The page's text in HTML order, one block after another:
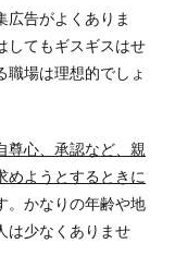
広告がよくありま
してもギスギスはせ
職場は理想的でしょ
尊心、承認など、親
めようとするときに
。かなりの年齢や地
は少なくありませ